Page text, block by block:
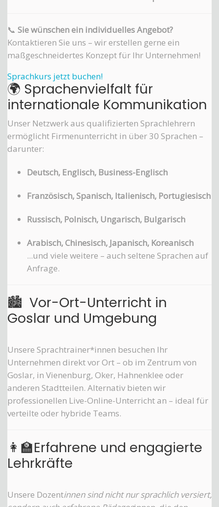
📞 Sie wünschen ein individuelles Angebot?
Kontaktieren Sie uns – wir erstellen gerne ein
maßgeschneidertes Konzept für Ihr Unternehmen!
Sprachkurs jetzt buchen!
🌍 Sprachenvielfalt für
internationale Kommunikation
Unser Netzwerk aus qualifizierten Sprachlehrern
ermöglicht Firmenunterricht in über 30 Sprachen –
darunter:
Deutsch, Englisch, Business-Englisch
Französisch, Spanisch, Italienisch, Portugiesisch
Russisch, Polnisch, Ungarisch, Bulgarisch
Arabisch, Chinesisch, Japanisch, Koreanisch
...und viele weitere – auch seltene Sprachen auf
Anfrage.
🏙️ Vor-Ort-Unterricht in
Goslar und Umgebung
Unsere Sprachtrainer*innen besuchen Ihr
Unternehmen direkt vor Ort – ob im Zentrum von
Goslar, in Vienenburg, Oker, Hahnenklee oder
anderen Stadtteilen. Alternativ bieten wir
professionellen Live-Online-Unterricht an – ideal für
verteilte oder hybride Teams.
👩‍🏫Erfahrene und engagierte
Lehrkräfte
Unsere Dozentinnen sind nicht nur sprachlich versiert,